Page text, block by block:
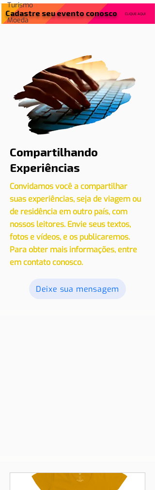
Turismo
Moeda
Cadastre seu evento conosco CLIQUE AQUI
Compartilhando
Experiências
Convidamos você a compartilhar
suas experiências, seja de viagem ou
de residência em outro país, com
nossos leitores. Envie seus textos,
fotos e vídeos, e os publicaremos.
Para obter mais informações, entre
em contato conosco.
Deixe sua mensagem